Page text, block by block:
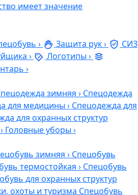
имеет значение
› Защита рук›
СИЗ
› Логотипы ›
›
зимняя › Спецодежда
для медицины › Спецодежда для
для охранных структур
› Головные уборы ›
зимняя › Спецобувь
термостойкая › Спецобувь
для охранных структур
охоты и туризма Спецобувь